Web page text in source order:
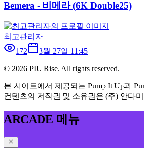
Bemera - 비메라 (6K Double25)
최고관리자
172
3월 27일 11:45
© 2026 PIU Rise. All rights reserved.
본 사이트에서 제공되는 Pump It Up과
컨텐츠의 저작권 및 소유권은 (주) 안다
ARCADE 메뉴